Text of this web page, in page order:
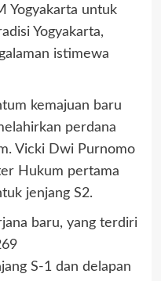
Yogyakarta untuk
Yogyakarta,
istimewa
kemajuan baru
perdana
Vicki Dwi Purnomo
Hukum pertama
jenjang S2.
baru, yang terdiri
S-1 dan delapan